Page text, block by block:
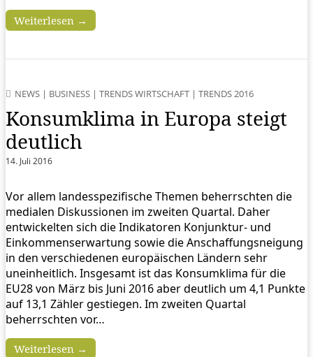
Weiterlesen →
NEWS | BUSINESS | TRENDS WIRTSCHAFT | TRENDS 2016
Konsumklima in Europa steigt
deutlich
14. Juli 2016
Vor allem landesspezifische Themen beherrschten die
medialen Diskussionen im zweiten Quartal. Daher
entwickelten sich die Indikatoren Konjunktur- und
Einkommenserwartung sowie die Anschaffungsneigung
in den verschiedenen europäischen Ländern sehr
uneinheitlich. Insgesamt ist das Konsumklima für die
EU28 von März bis Juni 2016 aber deutlich um 4,1 Punkte
auf 13,1 Zähler gestiegen. Im zweiten Quartal
beherrschten vor…
Weiterlesen →